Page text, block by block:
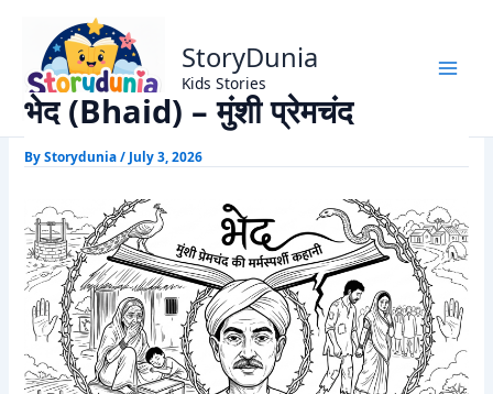
content
StoryDunia
Kids Stories
Home
Munshi Premchand Stories
भेद (Bhaid) – मुंशी प्रेमचंद
भेद (Bhaid) – मुंशी प्रेमचंद
ByStorydunia/ July 3, 2026